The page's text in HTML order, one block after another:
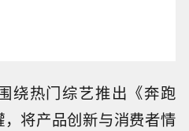
绕热门综艺推出《奔跑
将产品创新与消费者情